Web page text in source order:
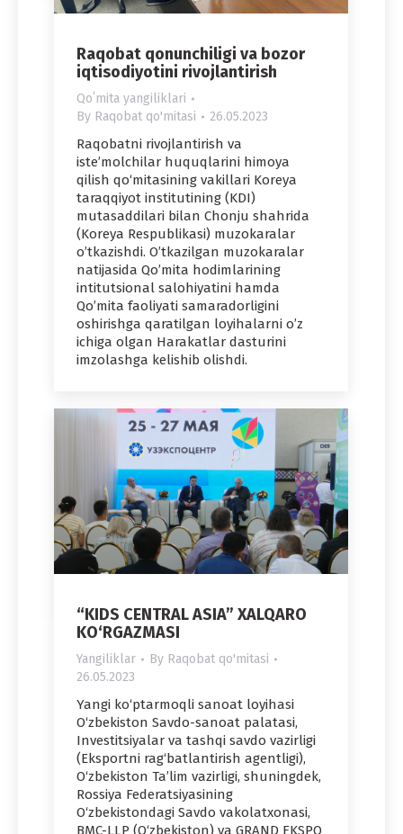
Raqobat qonunchiligi va bozor
iqtisodiyotini rivojlantirish
Qoʻmita yangiliklari
By Raqobat qo'mitasi 26.05.2023
Raqobatni rivojlantirish va
iste’molchilar huquqlarini himoya
qilish qo‘mitasining vakillari Koreya
taraqqiyot institutining (KDI)
mutasaddilari bilan Chonju shahrida
(Koreya Respublikasi) muzokaralar
o’tkazishdi. O’tkazilgan muzokaralar
natijasida Qo’mita hodimlarining
intitutsional salohiyatini hamda
Qo’mita faoliyati samaradorligini
oshirishga qaratilgan loyihalarni o’z
ichiga olgan Harakatlar dasturini
imzolashga kelishib olishdi.
“KIDS CENTRAL ASIA” XALQARO
KO‘RGAZMASI
Yangiliklar By Raqobat qo'mitasi
26.05.2023
Yangi ko‘ptarmoqli sanoat loyihasi
O‘zbekiston Savdo-sanoat palatasi,
Investitsiyalar va tashqi savdo vazirligi
(Eksportni rag‘batlantirish agentligi),
O‘zbekiston Ta’lim vazirligi, shuningdek,
Rossiya Federatsiyasining
O‘zbekistondagi Savdo vakolatxonasi,
BMC-LLP (O‘zbekiston) va GRAND EKSPO